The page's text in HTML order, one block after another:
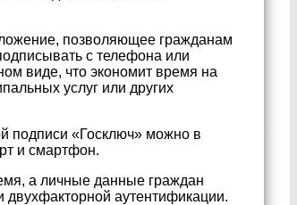
позволяющее гражданам
с телефона или
виде, что экономит время на
услуг или других
подписи «Госключ» можно в
и смартфон.
а личные данные граждан
двухфакторной аутентификации.